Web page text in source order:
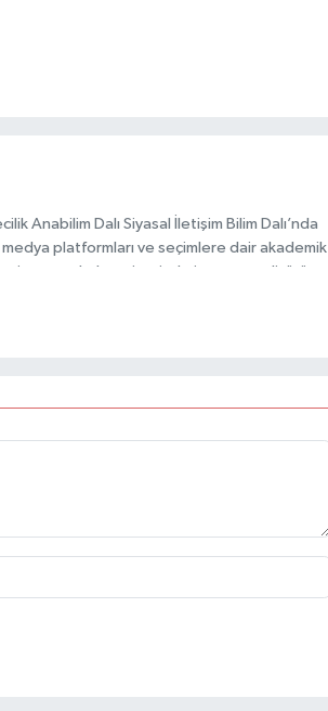
Anabilim Dalı Siyasal İletişim Bilim Dalı’nda
platformları ve seçimlere dair akademik
internet haber sitesinde internet editörü